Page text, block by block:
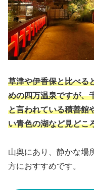
草津や伊香保と比べる
めの四万温泉ですが、
と言われている積善館
い青色の湖など見どこ
山奥にあり、静かな場
方におすすめです。